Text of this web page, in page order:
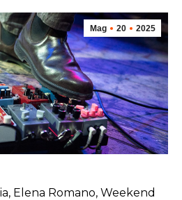
Mag 20 2025
Elena Romano, Weekend